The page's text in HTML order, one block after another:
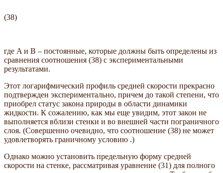
(38)
где A и B – постоянные, которые должны быть определены из
сравнения соотношения (38) с экспериментальными
результатами.
Этот логарифмический профиль средней скорости прекрасно
подтвержден экспериментально, причем до такой степени, что
приобрел статус закона природы в области динамики
жидкости. К сожалению, как мы еще увидим, этот закон не
выполняется вблизи стенки и во внешней части пограничного
слоя. (Совершенно очевидно, что соотношение (38) не может
удовлетворять граничному условию .)
Однако можно установить предельную форму средней
скорости на стенке, рассматривая уравнение (31) для полного